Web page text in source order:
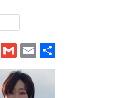
WhatsApp
GmailEmail